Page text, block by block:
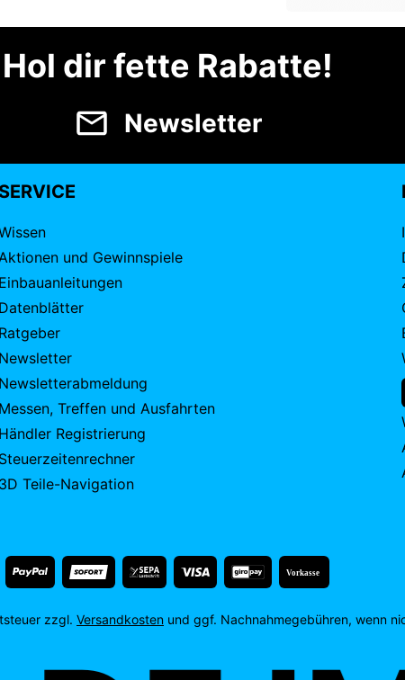
Hol dir fette Rabatte!
Newsletter
SERVICE
und Gewinnspiele
Einbauanleitungen
Datenblätter
Ratgeber
Newsletter
Newsletterabmeldung
Messen, Treffen und Ausfahrten
Händler Registrierung
Steuerzeitenrechner
3D Teile-Navigation
Vorkasse
zzgl. Versandkosten und ggf. Nachnahmegebühren, wenn